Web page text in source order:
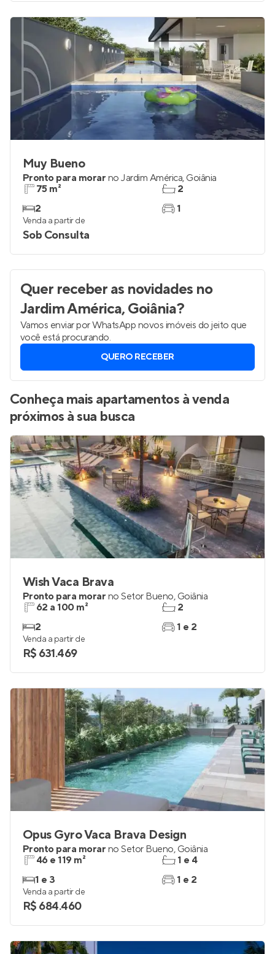
Muy Bueno
Pronto para morar no Jardim América, Goiânia
75 m²
2
2
1
Venda a partir de
Sob Consulta
Quer receber as novidades no
Jardim América, Goiânia?
Vamos enviar por WhatsApp novos imóveis do jeito que
você está procurando.
QUERO RECEBER
Conheça mais apartamentos à venda
próximos à sua busca
Wish Vaca Brava
Pronto para morar no Setor Bueno, Goiânia
62 a 100 m²
2
2
1 e 2
Venda a partir de
R$ 631.469
Opus Gyro Vaca Brava Design
Pronto para morar no Setor Bueno, Goiânia
46 e 119 m²
1 e 3
1 e 4
1 e 2
Venda a partir de
R$ 684.460